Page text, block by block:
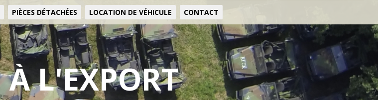
PIÈCES DÉTACHÉES LOCATION DE VÉHICULE CONTACT
À L'EXPORT